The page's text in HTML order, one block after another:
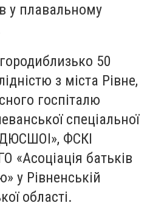
у плавальному
50
з міста Рівне,
госпіталю
спеціальної
ФСКІ
«Асоціація батьків
у Рівненській
області.